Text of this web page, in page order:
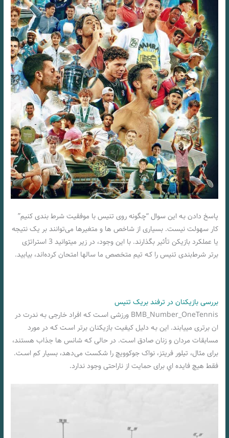
پاسخ دادن بـه این سوال “چگونه روی تنیس با موفقیت شرط بندی کنیم”
کار سهولت نیست. بسیاری از شاخص ها و متغیرها می‌توانند بر یک نتیجه
یا عملکرد بازیکن تأثیر بگذارند. با این وجود، در زیر میتوانید 3 استراتژی
برتر شرط‌بندی تنیس را کـه تیم متخصص ما سالها امتحان کرده‌اند، بیابید.
بررسی بازیکنان در ترفند بریک تنیس
BMB_Number_OneTennis ورزشی اسـت کـه افراد خارجی بـه ندرت در
ان برتری مییابند. این بـه دلیل کیفیت بازیکنان برتر اسـت کـه در مورد
مسابقات مردان و زنان صادق اسـت. در حالی کـه شانس ها جذاب هستند،
برای مثال، تیلور فریتز، نواک جوکوویچ را شکست می‌دهد، بسیار کم اسـت.
فقط هیچ فایده اي برای حمایت از ناراحتی وجود ندارد.